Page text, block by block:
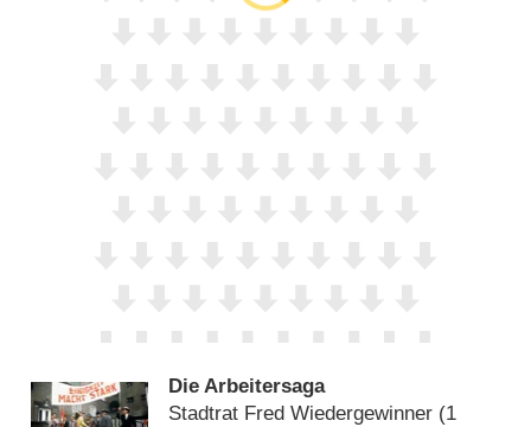
Die Arbeitersaga
Stadtrat Fred Wiedergewinner (1